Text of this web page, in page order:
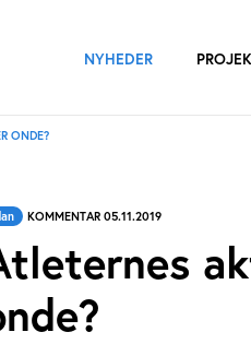
NYHEDER
ONDE?
KOMMENTAR 05.11.2019